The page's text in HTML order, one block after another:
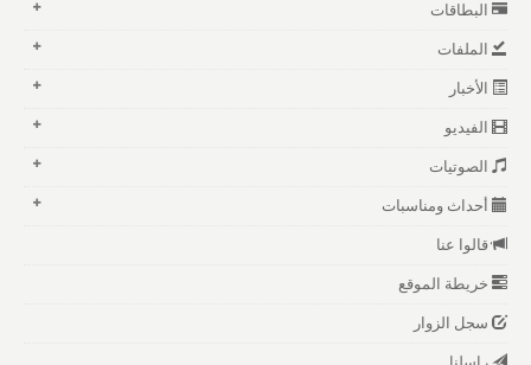
البطاقات
الملفات
الأخبار
الفيديو
الصوتيات
أحداث ومناسبات
قالوا عنا
خريطة الموقع
سجل الزوار